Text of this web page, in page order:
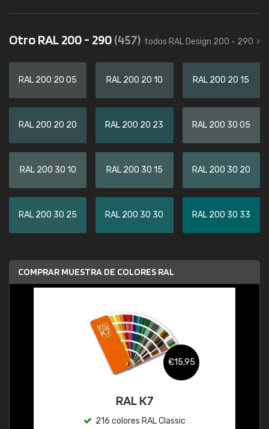
Otro RAL 200 - 290(457) todos RAL Design 200 - 290
RAL 200 20 05 RAL 200 20 10 RAL 200 20 15
RAL 200 20 20 RAL 200 20 23 RAL 200 30 05
RAL 200 30 10 RAL 200 30 15 RAL 200 30 20
RAL 200 30 25 RAL 200 30 30 RAL 200 30 33
COMPRAR MUESTRA DE COLORES RAL
€15,95
RAL K7
216 colores RAL Classic